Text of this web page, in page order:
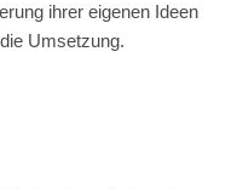
ihrer eigenen Ideen
Umsetzung.